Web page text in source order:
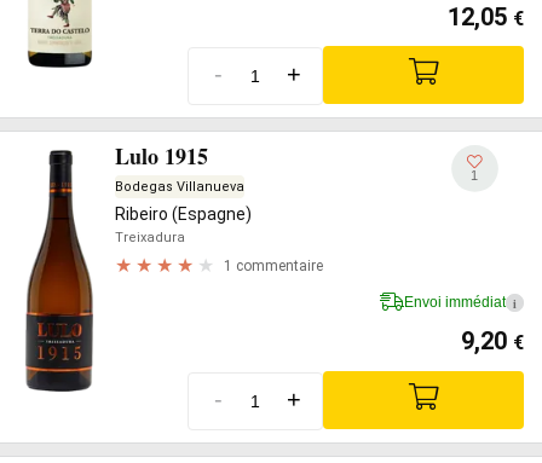
12,05 €
- +
Lulo 1915
Bodegas Villanueva
Ribeiro (Espagne)
Treixadura
1 commentaire
1
Envoi immédiat i
9,20 €
- +